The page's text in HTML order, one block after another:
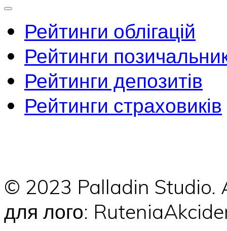
Рейтинги облігацій
Рейтинги
Рейтинги депозитів
Рейтинги страховиків
© 2023 Palladin
для лого: